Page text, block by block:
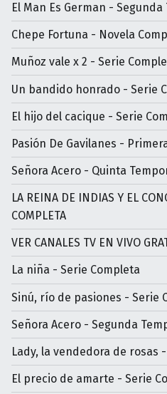
El Man Es German -
Chepe Fortuna - Novela
Muñoz vale x 2 - Serie
Un bandido honrado - Serie
El hijo del cacique - Serie
Pasión De Gavilanes -
Señora Acero - Quinta
LA REINA DE INDIAS Y EL
COMPLETA
VER CANALES TV EN VIVO
La niña - Serie Completa
Sinú, río de pasiones - Serie
Señora Acero - Segunda
Lady, la vendedora de rosas
El precio de amarte - Serie